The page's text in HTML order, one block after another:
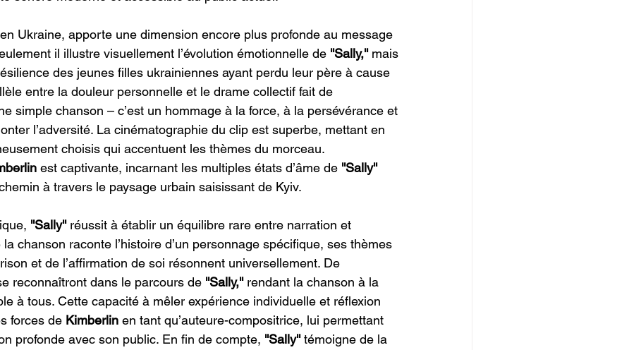
Ukraine, apporte une dimension encore plus profonde au message
il illustre visuellement l’évolution émotionnelle de ''Sally,'' mais
des jeunes filles ukrainiennes ayant perdu leur père à cause
entre la douleur personnelle et le drame collectif fait de
simple chanson – c’est un hommage à la force, à la persévérance et
l’adversité. La cinématographie du clip est superbe, mettant en
choisis qui accentuent les thèmes du morceau.
est captivante, incarnant les multiples états d’âme de ''Sally''
à travers le paysage urbain saisissant de Kyiv.
''Sally'' réussit à établir un équilibre rare entre narration et
chanson raconte l’histoire d’un personnage spécifique, ses thèmes
et de l’affirmation de soi résonnent universellement. De
reconnaîtront dans le parcours de ''Sally,'' rendant la chanson à la
à tous. Cette capacité à mêler expérience individuelle et réflexion
forces de Kimberlin en tant qu’auteure-compositrice, lui permettant
profonde avec son public. En fin de compte, ''Sally'' témoigne de la